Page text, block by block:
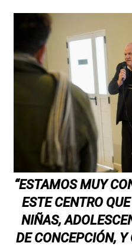
“ESTAMOS MUY
ESTE CENTRO
NIÑAS,
DE CONCEPCIÓN, Y